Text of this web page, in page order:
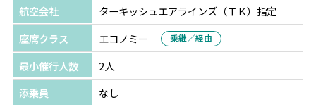
航空会社
ターキッシュエアラインズ（ＴＫ）指定
座席クラス
エコノミー 乗継／経由
最小催行人数
2人
添乗員
なし